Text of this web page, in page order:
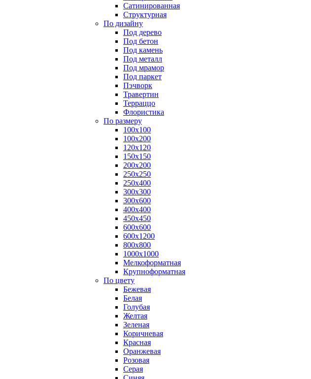
Сатинированная
Структурная
По дизайну
Под дерево
Под бетон
Под камень
Под металл
Под мрамор
Под паркет
Пэчворк
Травертин
Терраццо
Флористика
По размеру
100х100
100х200
120х120
150х150
200х200
250х250
250х400
300х300
300х600
400х400
450х450
600х600
600х1200
800х800
1000х1000
Мелкоформатная
Крупноформатная
По цвету
Бежевая
Белая
Голубая
Желтая
Зеленая
Коричневая
Красная
Оранжевая
Розовая
Серая